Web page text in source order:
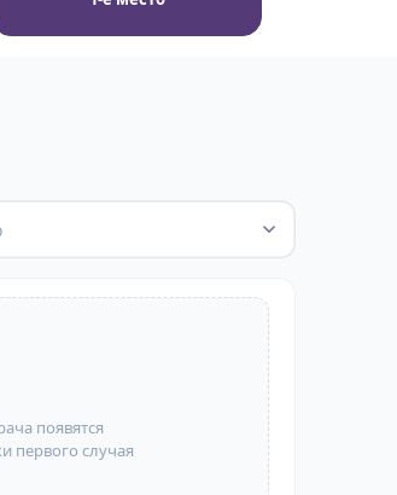
появятся
первого случая